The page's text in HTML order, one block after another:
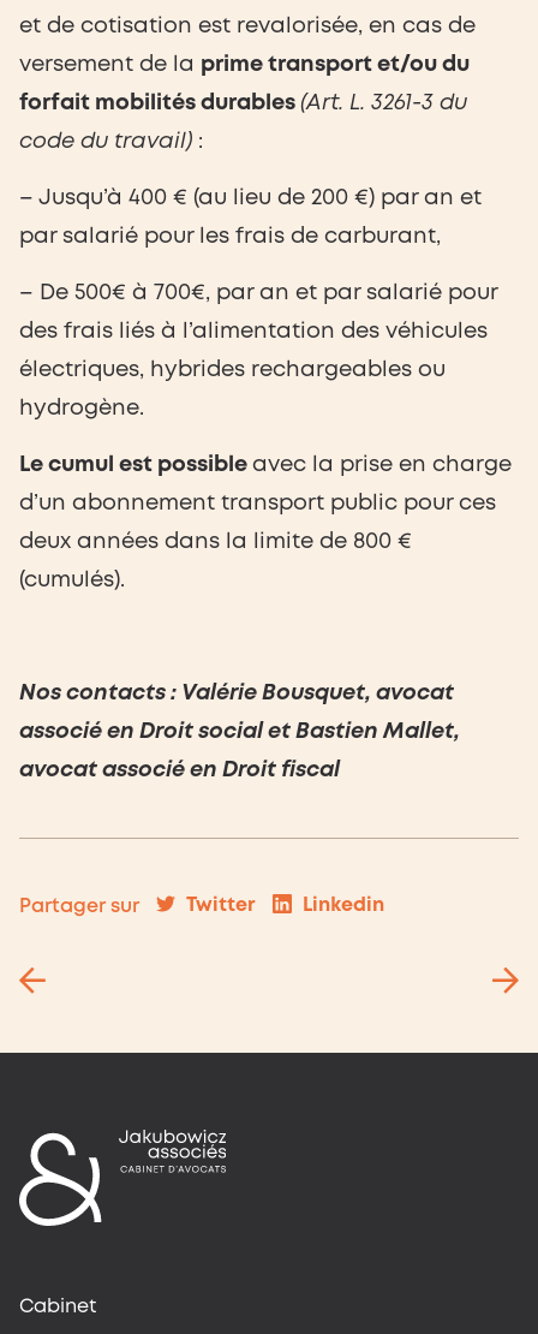
et de cotisation est revalorisée, en cas de
versement de la prime transport et/ou du
forfait mobilités durables (Art. L. 3261-3 du
code du travail) :
– Jusqu’à 400 € (au lieu de 200 €) par an et
par salarié pour les frais de carburant,
– De 500€ à 700€, par an et par salarié pour
des frais liés à l’alimentation des véhicules
électriques, hybrides rechargeables ou
hydrogène.
Le cumul est possible avec la prise en charge
d’un abonnement transport public pour ces
deux années dans la limite de 800 €
(cumulés).
Nos contacts : Valérie Bousquet, avocat
associé en Droit social et Bastien Mallet,
avocat associé en Droit fiscal
Partager sur Twitter Linkedin
Cabinet